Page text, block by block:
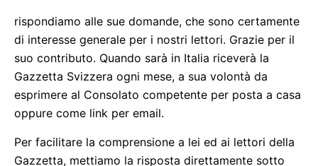
rispondiamo alle sue domande, che sono certamente
di interesse generale per i nostri lettori. Grazie per il
suo contributo. Quando sarà in Italia riceverà la
Gazzetta Svizzera ogni mese, a sua volontà da
esprimere al Consolato competente per posta a casa
oppure come link per email.
Per facilitare la comprensione a lei ed ai lettori della
Gazzetta, mettiamo la risposta direttamente sotto